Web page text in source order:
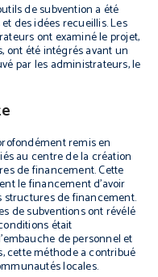
de subvention a été
des idées recueillis. Les
ont examiné le projet,
ont été intégrés avant un
par les administrateurs, le
remis en
au centre de la création
de financement. Cette
le financement d’avoir
structures de financement.
de subventions ont révélé
était
de personnel et
cette méthode a contribué
locales.